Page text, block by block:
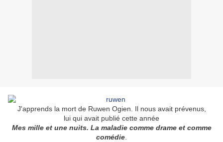
J'apprends la mort de Ruwen Ogien. Il nous avait prévenus,
lui qui avait publié cette année
Mes mille et une nuits. La maladie comme drame et comme
comédie